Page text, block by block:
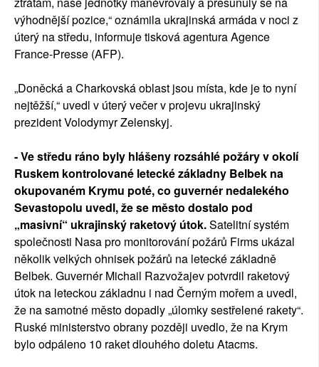
výhodnější pozice,“ oznámila ukrajinská armáda v noci z
úterý na středu, informuje tisková agentura Agence
France-Presse (AFP).
„Doněcká a Charkovská oblast jsou místa, kde je to nyní
nejtěžší,“ uvedl v úterý večer v projevu ukrajinský
prezident Volodymyr Zelenskyj.
- Ve středu ráno byly hlášeny rozsáhlé požáry v okolí
Ruskem kontrolované letecké základny Belbek na
okupovaném Krymu poté, co guvernér nedalekého
Sevastopolu uvedl, že se město dostalo pod
„masivní“ ukrajinský raketový útok.Satelitní systém
společnosti Nasa pro monitorování požárů Firms ukázal
několik velkých ohnisek požárů na letecké základně
Belbek. Guvernér Michail Razvožajev potvrdil raketový
útok na leteckou základnu i nad Černým mořem a uvedl,
že na samotné město dopadly „úlomky sestřelené rakety“.
Ruské ministerstvo obrany později uvedlo, že na Krym
bylo odpáleno 10 raket dlouhého doletu Atacms.